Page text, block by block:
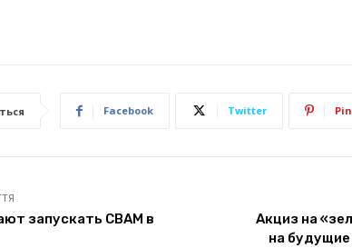
Facebook Twitter
запускать CBAM в
Акциз на
на